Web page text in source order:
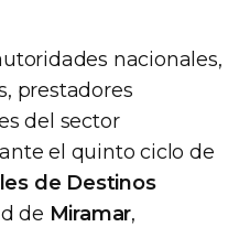
nacionales,
prestadores
del sector
el quinto ciclo de
de Destinos
de Miramar,